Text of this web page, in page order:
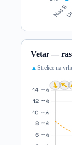
Vetar —
▲ Strelice na